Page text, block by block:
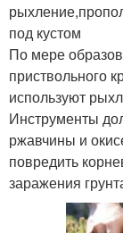
под кустом
По мере
приствольного
используют
Инструменты
ржавчины и
повредить
заражения